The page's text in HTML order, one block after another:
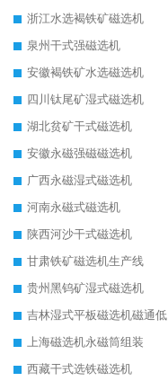
浙江水选褐铁矿磁选机
泉州干式强磁选机
安徽褐铁矿水选磁选机
四川钛尾矿湿式磁选机
湖北贫矿干式磁选机
安徽永磁强磁磁选机
广西永磁湿式磁选机
河南永磁式磁选机
陕西河沙干式磁选机
甘肃铁矿磁选机生产线
贵州黑钨矿湿式磁选机
吉林湿式平板磁选机磁通低
上海磁选机永磁筒组装
西藏干式选铁磁选机